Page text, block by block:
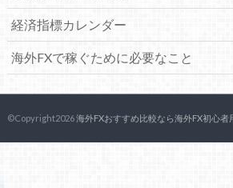
経済指標カレンダー
海外FXで稼ぐために必要なこと
©Copyright2026海外FXおすすめ比較なら海外FX初心者